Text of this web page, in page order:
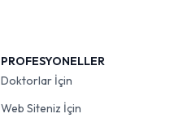
PROFESYONELLER
Doktorlar İçin
Web Siteniz İçin